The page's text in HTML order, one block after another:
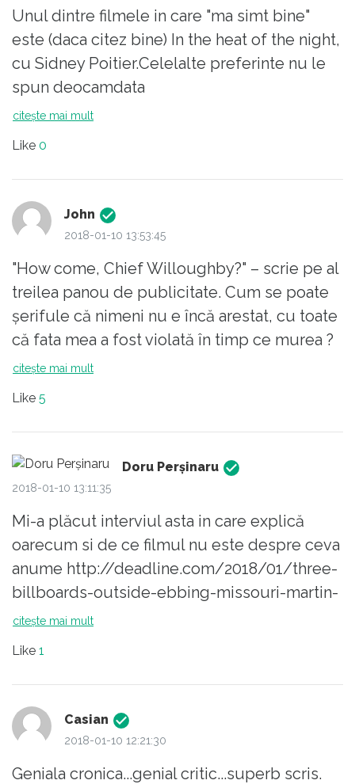
Unul dintre filmele in care "ma simt bine"
este (daca citez bine) In the heat of the night,
cu Sidney Poitier.Celelalte preferinte nu le
spun deocamdata
citește mai mult
Like 0
John
2018-01-10 13:53:45
"How come, Chief Willoughby?" – scrie pe al
treilea panou de publicitate. Cum se poate
șerifule că nimeni nu e încă arestat, cu toate
că fata mea a fost violată în timp ce murea ?
M-am gândit, ce șanse am avea oricare
mai arzătoare nemulțumiri personale, față de
funcționarea sistemului ?
De exemplu :
serviciu !
Românul de rând, cu venitul mediu net
câștigă atât în 32 ani !
Cum se poate așa ceva, politicieni români !?
citește mai mult
Like 5
Doru Perșinaru
2018-01-10 13:11:35
Mi-a plăcut interviul asta in care explică
oarecum si de ce filmul nu este despre ceva
anume http://deadline.com/2018/01/three-
billboards-outside-ebbing-missouri-martin-
mcdonagh-interview-news-
citește mai mult
Like 1
Casian
2018-01-10 12:21:30
Geniala cronica...genial critic...superb scris.